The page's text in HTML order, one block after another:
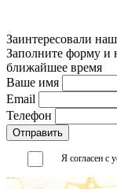
Заинтересовали
Заполните форму и
ближайшее время
Ваше имя
Email
Телефон
Я согласен с